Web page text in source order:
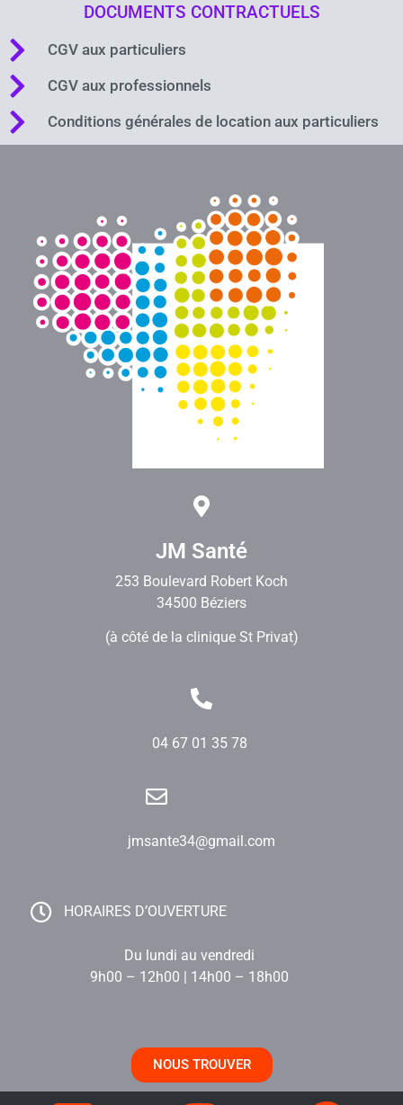
DOCUMENTS CONTRACTUELS
CGV aux particuliers
CGV aux professionnels
Conditions générales de location aux particuliers
JM Santé
253 Boulevard Robert Koch
34500 Béziers
(à côté de la clinique St Privat)
04 67 01 35 78
jmsante34@gmail.com
HORAIRES D’OUVERTURE
Du lundi au vendredi
9h00 – 12h00 | 14h00 – 18h00
NOUS TROUVER